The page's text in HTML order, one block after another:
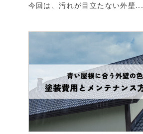
今回は、汚れが目立たない外壁...